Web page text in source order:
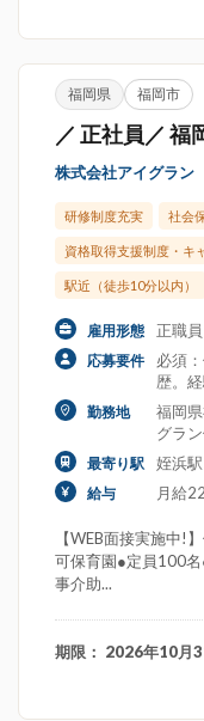
福岡県 福岡市
／ 正社員／ 福
株式会社アイグラン
研修制度充実 社会
資格取得支援制度・キ
駅近（徒歩10分以内）
雇用形態 正職員
応募要件
必須
歴。経
勤務地
福岡
グラ
最寄り駅 姪浜
給与 月給
【WEB面接実施中!
可保育園●定員100
事介助...
期限： 2026年10月